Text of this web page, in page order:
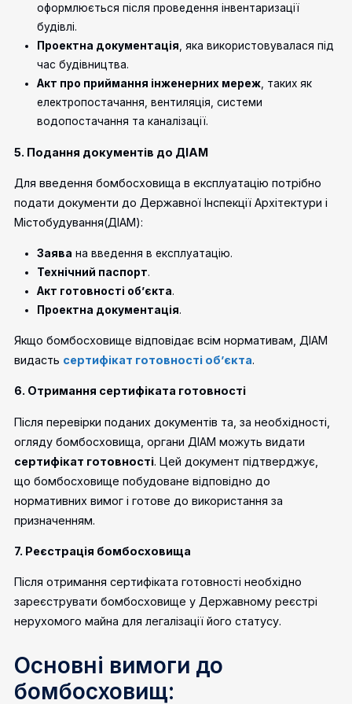
оформлюється після проведення інвентаризації
будівлі.
Проектна документація, яка використовувалася під
час будівництва.
Акт про приймання інженерних мереж, таких як
електропостачання, вентиляція, системи
водопостачання та каналізації.
5. Подання документів до ДІАМ
Для введення бомбосховища в експлуатацію потрібно
подати документи до Державної Інспекції Архітектури і
Містобудування(ДІАМ):
Заява на введення в експлуатацію.
Технічний паспорт.
Акт готовності об’єкта.
Проектна документація.
Якщо бомбосховище відповідає всім нормативам, ДІАМ
видасть сертифікат готовності об’єкта.
6. Отримання сертифіката готовності
Після перевірки поданих документів та, за необхідності,
огляду бомбосховища, органи ДІАМ можуть видати
сертифікат готовності. Цей документ підтверджує,
що бомбосховище побудоване відповідно до
нормативних вимог і готове до використання за
призначенням.
7. Реєстрація бомбосховища
Після отримання сертифіката готовності необхідно
зареєструвати бомбосховище у Державному реєстрі
нерухомого майна для легалізації його статусу.
Основні вимоги до
бомбосховищ: